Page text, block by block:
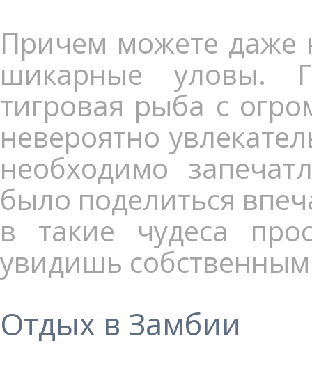
Причем можете даже
шикарные уловы.
тигровая рыба с
невероятно
необходимо
было поделиться
в такие чудеса
увидишь
Отдых в Замбии